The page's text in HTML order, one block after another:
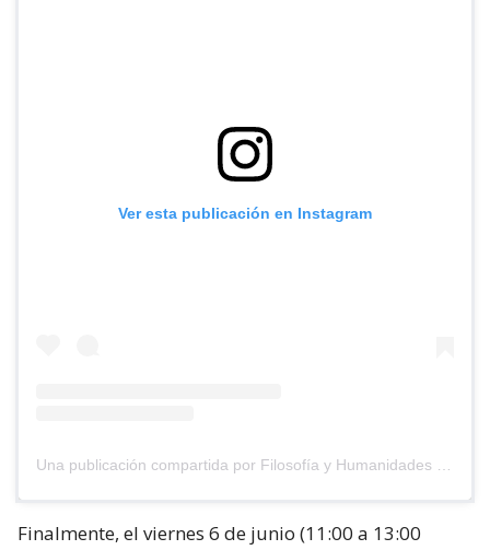
Ver esta publicación en Instagram
Finalmente, el viernes 6 de junio (11:00 a 13:00